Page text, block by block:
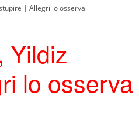
| Allegri lo osserva
Yildiz
lo osserva